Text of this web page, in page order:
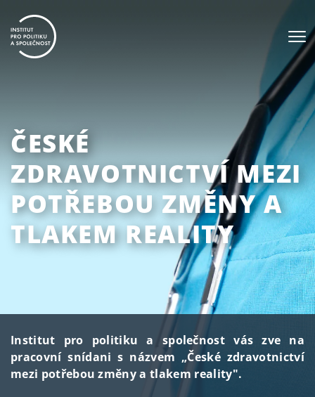
ČESKÉ
ZDRAVOTNICTVÍ MEZI
POTŘEBOU ZMĚNY A
TLAKEM REALITY
Institut pro politiku a společnost vás zve na
pracovní snídani s názvem „České zdravotnictví
mezi potřebou změny a tlakem reality".